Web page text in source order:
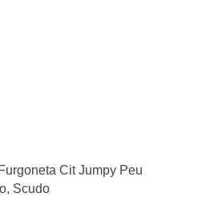
Cit Jumpy Peu
Scudo